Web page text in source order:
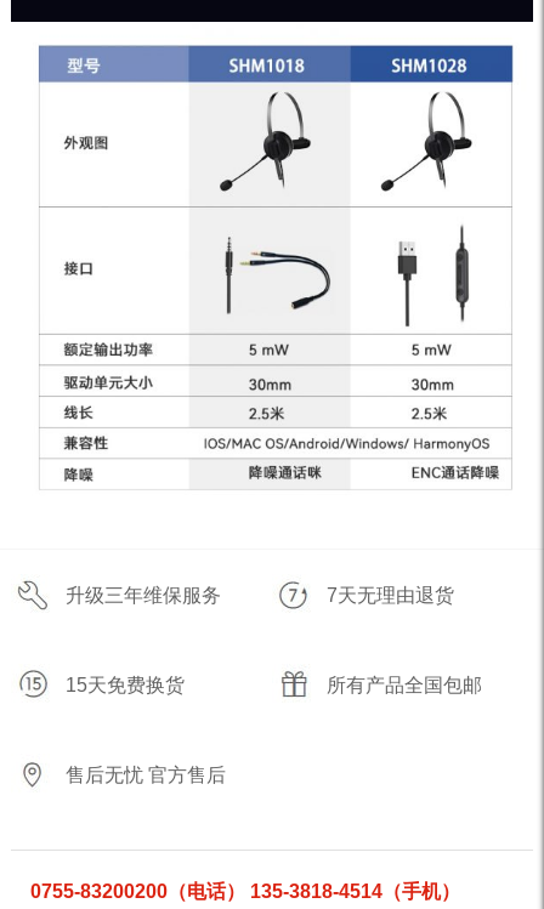
升级三年维保服务 7天无理由退货
15天免费换货 所有产品全国包邮
售后无忧 官方售后
0755-83200200（电话） 135-3818-4514（手机）